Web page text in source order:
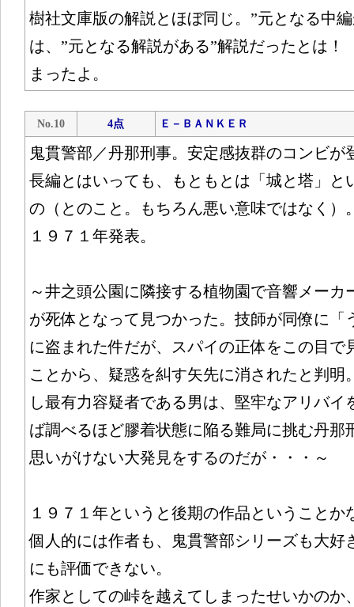
樹社文庫版の解説とほぼ同じ。”元となる中
は、”元となる解説がある”解説だったとは
まったよ。
No.10 4点 Ｅ－ＢＡＮＫＥＲ
鬼貫警部／丹那刑事。安定感抜群のコンビが
長編とはいっても、もともとは「城と塔」と
の（とのこと。もちろん悪い意味ではなく）
１９７１年発表。
～井之頭公園に隣接する植物園で音響メーカ
が死体となって見つかった。技師が同僚に「
に盗まれた件だが、スパイの正体をこの目で
ことから、疑惑を糾す矢先に消されたと判明
し最有力容疑者である男は、堅牢なアリバイ
ば調べるほど膠着状態に陥る難局に挑む丹那
思いがけない大発見をするのだが・・・～
１９７１年というと後期の作品ということか
個人的には作者も、鬼貫警部シリーズも大好
にも評価できない。
作家としての峠を越えてしまったせいかのか